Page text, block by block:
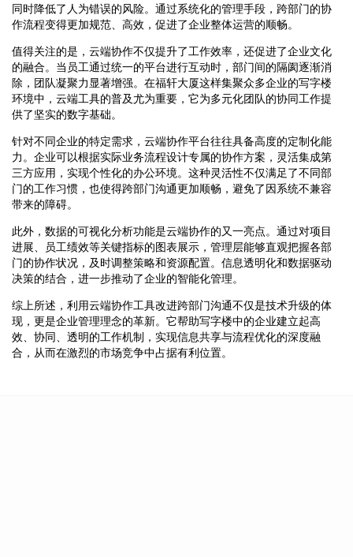
同时降低了人为错误的风险。通过系统化的管理手段，跨部门的协
作流程变得更加规范、高效，促进了企业整体运营的顺畅。
值得关注的是，云端协作不仅提升了工作效率，还促进了企业文化
的融合。当员工通过统一的平台进行互动时，部门间的隔阂逐渐消
除，团队凝聚力显著增强。在福轩大厦这样集聚众多企业的写字楼
环境中，云端工具的普及尤为重要，它为多元化团队的协同工作提
供了坚实的数字基础。
针对不同企业的特定需求，云端协作平台往往具备高度的定制化能
力。企业可以根据实际业务流程设计专属的协作方案，灵活集成第
三方应用，实现个性化的办公环境。这种灵活性不仅满足了不同部
门的工作习惯，也使得跨部门沟通更加顺畅，避免了因系统不兼容
带来的障碍。
此外，数据的可视化分析功能是云端协作的又一亮点。通过对项目
进展、员工绩效等关键指标的图表展示，管理层能够直观把握各部
门的协作状况，及时调整策略和资源配置。信息透明化和数据驱动
决策的结合，进一步推动了企业的智能化管理。
综上所述，利用云端协作工具改进跨部门沟通不仅是技术升级的体
现，更是企业管理理念的革新。它帮助写字楼中的企业建立起高
效、协同、透明的工作机制，实现信息共享与流程优化的深度融
合，从而在激烈的市场竞争中占据有利位置。